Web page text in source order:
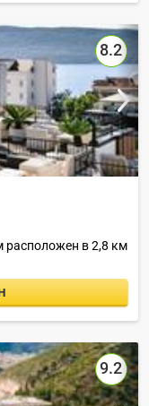
8.2
расположен в 2,8 км
9.2